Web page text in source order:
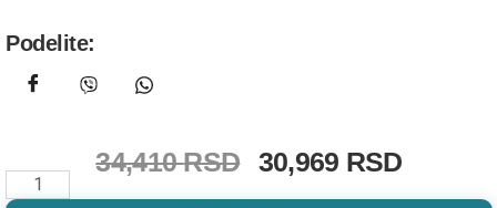
Podelite:
34,410RSD 30,969 RSD